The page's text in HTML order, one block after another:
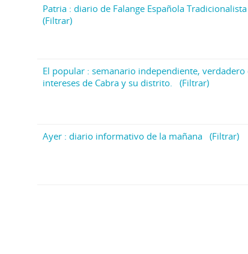
Patria : diario de Falange Española Tradicionalista
(Filtrar)
El popular : semanario independiente,
intereses de Cabra y su distrito.
(Filtrar)
Ayer : diario informativo de la mañana (Filtrar)